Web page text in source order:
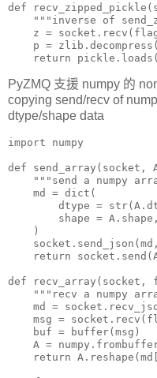
def
"""inverse of
z =
p =
return
PyZMQ 支援 numpy 的
copying send/recv of
dtype/shape data
import numpy
def send_array(socket,
"""send a numpy
    md = dict(
dtype =
        shape = A.shape,
    )
return
def recv_array(socket,
"""recv a numpy
md =
msg =
    buf = buffer(msg)
A =
return